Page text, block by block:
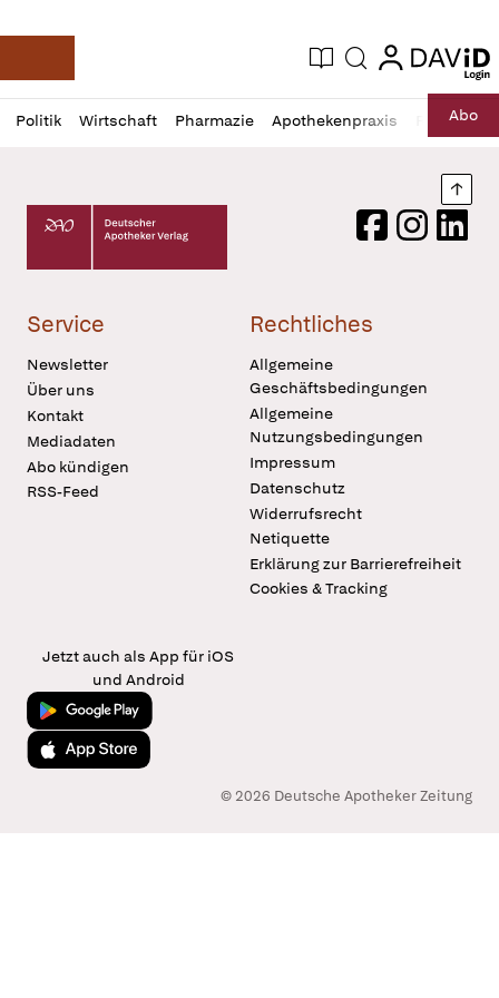
Deutsche Apotheker Zeitung
Aktuelle Ausgabe
Suche login
login
Politik Wirtschaft Pharmazie Apothekenpraxis RechtAbo
Profil
öffnen
Daz
Pur
Deutscher Apotheker Verlag Logo
FacebookInstagram
Service
Newsletter
Über uns
Kontakt
Mediadaten
Abo kündigen
RSS-Feed
Rechtliches
Allgemeine
Geschäftsbedingungen
Allgemeine
Nutzungsbedingungen
Impressum
Datenschutz
Widerrufsrecht
Netiquette
Erklärung zur Barrierefreiheit
Cookies & Tracking
Jetzt auch als App für iOS
und Android
Jetzt bei Google Play
Laden im App Store
© 2026 Deutsche Apotheker Zeitung